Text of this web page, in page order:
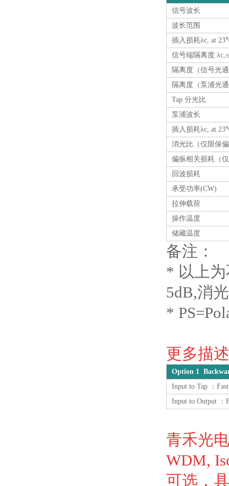
信号波长
波长范围
插入损耗λc, at
信号端隔离度
隔离度（信号光
隔离度（泵浦光
Tap 分光比
泵浦波长
插入损耗λc, at
消光比（仅限保
偏振相关损耗（
回波损耗
承受功率(CW)
拉伸载荷
操作温度
储藏温度
备注：
* 以上
5dB,消
*
更多描
Option 1
Input to Tap ：
Input to Output ：
青禾光
WDM,
可选，